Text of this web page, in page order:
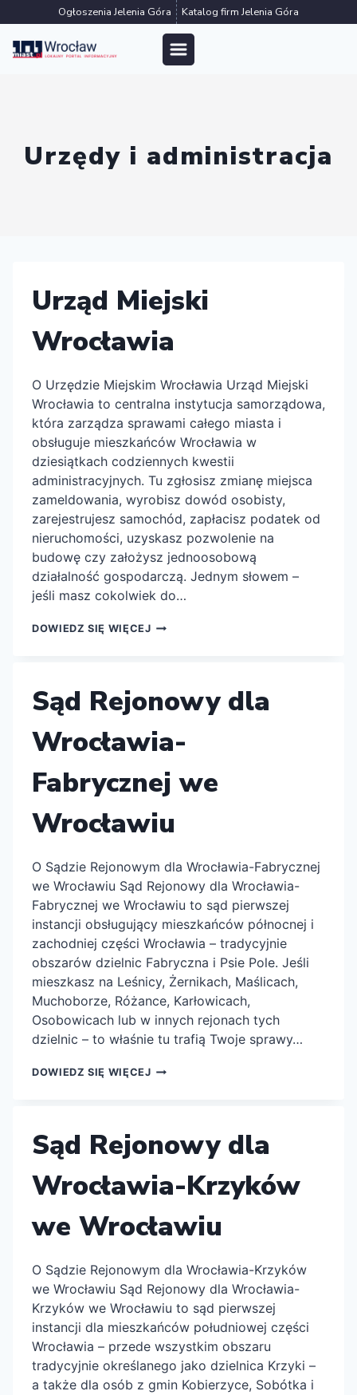
do
treści
Ogłoszenia Jelenia Góra Katalog firm Jelenia Góra
Urzędy i administracja
Urząd Miejski
Wrocławia
O Urzędzie Miejskim Wrocławia Urząd Miejski
Wrocławia to centralna instytucja samorządowa,
która zarządza sprawami całego miasta i
obsługuje mieszkańców Wrocławia w
dziesiątkach codziennych kwestii
administracyjnych. Tu zgłosisz zmianę miejsca
zameldowania, wyrobisz dowód osobisty,
zarejestrujesz samochód, zapłacisz podatek od
nieruchomości, uzyskasz pozwolenie na
budowę czy założysz jednoosobową
działalność gospodarczą. Jednym słowem –
jeśli masz cokolwiek do…
DOWIEDZ SIĘ WIĘCEJURZĄD
Sąd Rejonowy dla
Wrocławia-
Fabrycznej we
Wrocławiu
O Sądzie Rejonowym dla Wrocławia-Fabrycznej
we Wrocławiu Sąd Rejonowy dla Wrocławia-
Fabrycznej we Wrocławiu to sąd pierwszej
instancji obsługujący mieszkańców północnej i
zachodniej części Wrocławia – tradycyjnie
obszarów dzielnic Fabryczna i Psie Pole. Jeśli
mieszkasz na Leśnicy, Żernikach, Maślicach,
Muchoborze, Różance, Karłowicach,
Osobowicach lub w innych rejonach tych
dzielnic – to właśnie tu trafią Twoje sprawy…
DOWIEDZ SIĘ WIĘCEJSĄD
WE
WROCŁAWIU
Sąd Rejonowy dla
Wrocławia-Krzyków
we Wrocławiu
O Sądzie Rejonowym dla Wrocławia-Krzyków
we Wrocławiu Sąd Rejonowy dla Wrocławia-
Krzyków we Wrocławiu to sąd pierwszej
instancji dla mieszkańców południowej części
Wrocławia – przede wszystkim obszaru
tradycyjnie określanego jako dzielnica Krzyki –
a także dla osób z gmin Kobierzyce, Sobótka i